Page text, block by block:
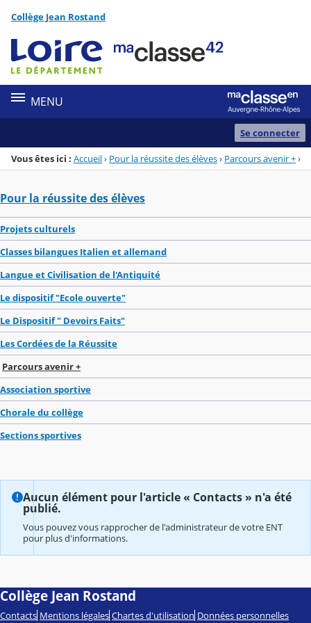
Menu de la rubrique
Contenu
Collège Jean Rostand
MENU
Se connecter
Vous êtes ici : Accueil› Pour la réussite des élèves› Parcours avenir +›
Pour la réussite des élèves
Projets culturels
Classes bilangues Italien et allemand
Langue et Civilisation de l'Antiquité
Le dispositif "Ecole ouverte"
Le Dispositif " Devoirs Faits"
Les Cordées de la Réussite
Parcours avenir +
Association sportive
Chorale du collège
Sections sportives
Aucun élément pour l'article « Contacts » n'a été
publié.
Vous pouvez vous rapprocher de l'administrateur de votre ENT
pour plus d'informations.
Collège Jean Rostand
Contacts Mentions légales Chartes d'utilisation Données personnelles